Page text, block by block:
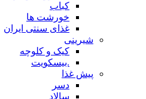
کباب
خورشت ها
غذای سنتی ایران
شیرینی
کیک و کلوچه
.بیسکویت
پیش غذا
دسر
سالاد